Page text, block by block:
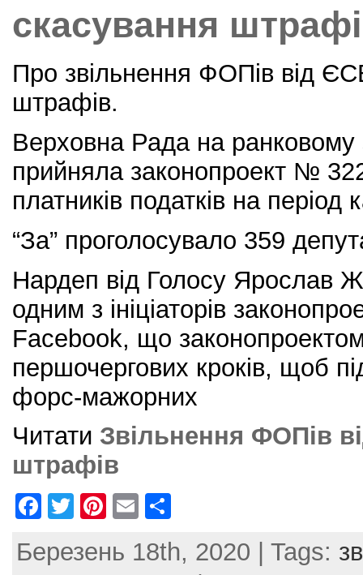
скасування
Про звільнення ФОПів від
штрафів.
Верховна Рада на ранковому
прийняла законопроект №
платників податків на період
“За” проголосувало 359
Нардеп від Голосу Ярослав
одним з ініціаторів
Facebook, що
першочергових кроків, щоб
форс-мажорних
Читати Звільнення ФОПів
штрафів
F
c
T
itt
Pi
er
E
ai ar
Березень 18th, 2020 | Tags: